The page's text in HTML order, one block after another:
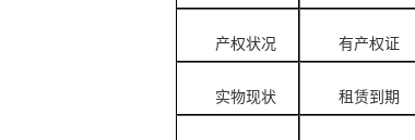
产权状况 有产权证
实物现状 租赁到期